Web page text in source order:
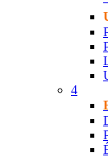
4